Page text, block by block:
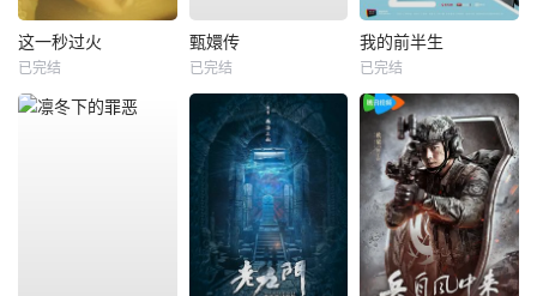
这一秒过火
已完结
甄嬛传
已完结
我的前半生
已完结